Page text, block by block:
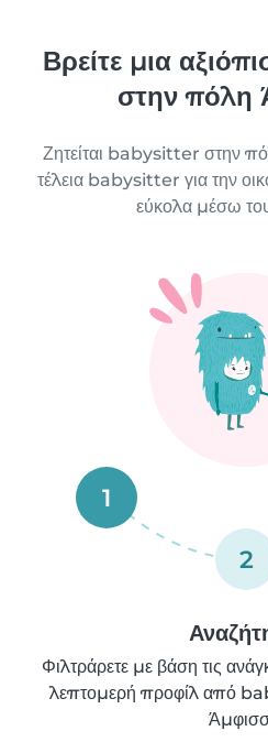
Βρείτε μια
στην πόλη
Ζητείται babysitter στην
τέλεια babysitter για την
εύκολα μέσω
1
2
Φιλτράρετε με βάση τις
λεπτομερή προφίλ από